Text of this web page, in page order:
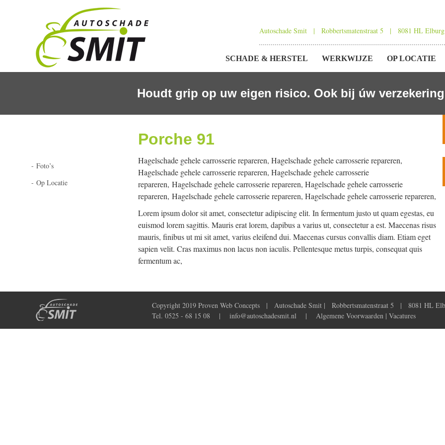
Autoschade Smit | Robbertsmatenstraat 5 | 8081 HL
SPRINGEN
SCHADE & HERSTEL WERKWIJZE OP LOCATIE
Houdt grip op uw eigen risico. Ook bij úw
Foto’s
Op Locatie
Porche 91
Hagelschade gehele carrosserie repareren, Hagelschade gehele carrosserie repareren,
Hagelschade gehele carrosserie repareren, Hagelschade gehele carrosserie
repareren, Hagelschade gehele carrosserie repareren, Hagelschade gehele carrosserie
repareren, Hagelschade gehele carrosserie repareren, Hagelschade gehele carrosserie repareren,
Lorem ipsum dolor sit amet, consectetur adipiscing elit. In fermentum justo ut quam egestas, eu
euismod lorem sagittis. Mauris erat lorem, dapibus a varius ut, consectetur a est. Maecenas risus
mauris, finibus ut mi sit amet, varius eleifend dui. Maecenas cursus convallis diam. Etiam eget
sapien velit. Cras maximus non lacus non iaculis. Pellentesque metus turpis, consequat quis
fermentum ac,
Copyright 2019 Proven Web Concepts | Autoschade Smit | Robbertsmatenstraat 5 | 8081 HL
Tel. 0525 - 68 15 08 | info@autoschadesmit.nl | Algemene Voorwaarden | Vacatures